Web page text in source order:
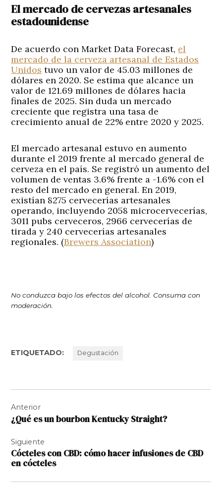
El mercado de cervezas artesanales
estadounidense
De acuerdo con Market Data Forecast, el
mercado de la cerveza artesanal de Estados
Unidos tuvo un valor de 45.03 millones de
dólares en 2020. Se estima que alcance un
valor de 121.69 millones de dólares hacia
finales de 2025. Sin duda un mercado
creciente que registra una tasa de
crecimiento anual de 22% entre 2020 y 2025.
El mercado artesanal estuvo en aumento
durante el 2019 frente al mercado general de
cerveza en el país. Se registró un aumento del
volumen de ventas 3.6% frente a -1.6% con el
resto del mercado en general. En 2019,
existían 8275 cervecerías artesanales
operando, incluyendo 2058 microcervecerías,
3011 pubs cerveceros, 2966 cervecerías de
tirada y 240 cervecerías artesanales
regionales. (Brewers Association)
No conduzca bajo los efectos del alcohol. Consuma con
moderación.
ETIQUETADO: Degustación
de
entradas
Anterior
¿Qué es un bourbon Kentucky Straight?
Siguiente
Cócteles con CBD: cómo hacer infusiones de CBD
en cócteles